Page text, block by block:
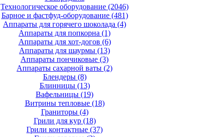
Технологическое оборудование (2046)
Барное и фастфуд-оборудование (481)
Аппараты для горячего шоколада (4)
Аппараты для попкорна (1)
Аппараты для хот-догов (6)
Аппараты для шаурмы (13)
Аппараты пончиковые (3)
Аппараты сахарной ваты (2)
Блендеры (8)
Блинницы (13)
Вафельницы (19)
Витрины тепловые (18)
Граниторы (4)
Грили для кур (18)
Грили контактные (37)